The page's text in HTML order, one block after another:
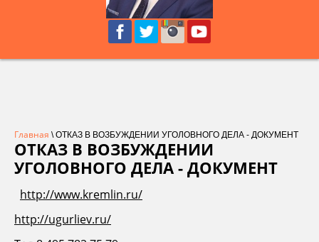
Главная \ ОТКАЗ В ВОЗБУЖДЕНИИ УГОЛОВНОГО ДЕЛА - ДОКУМЕНТ
ОТКАЗ В ВОЗБУЖДЕНИИ
УГОЛОВНОГО ДЕЛА - ДОКУМЕНТ
http://www.kremlin.ru/
http://ugurliev.ru/